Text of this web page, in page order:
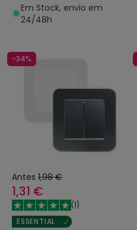
Em Stock, envio em
24/48h
-34%
Antes 1,98 €
1,31 €
(1)
ESSENTIAL